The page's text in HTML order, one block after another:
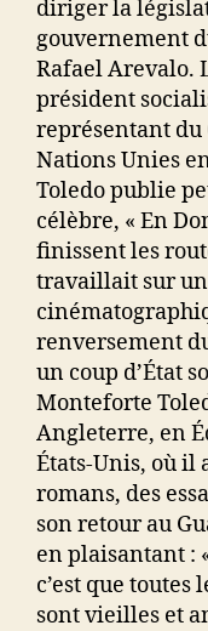
diriger la
gouvernement
Rafael Arevalo.
président
représentant du
Nations Unies
Toledo publie
célèbre, « En
finissent les
travaillait sur
renversement
un coup d’État
Monteforte
Angleterre, en
États-Unis, où il
romans, des
son retour au
en plaisantant :
c’est que toutes
sont vieilles et